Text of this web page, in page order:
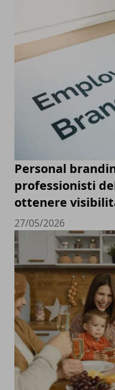
Personal
professionisti
ottenere
27/05/2026